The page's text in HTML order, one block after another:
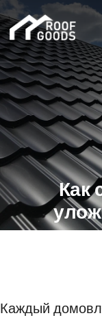
Как
Каждый